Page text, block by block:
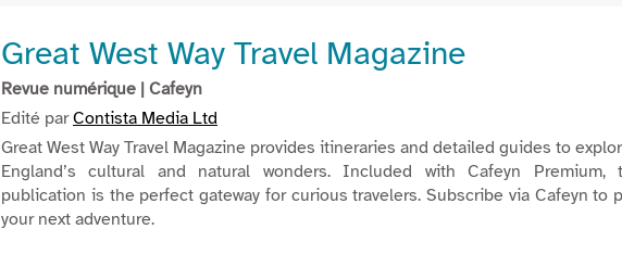
Great West Way Travel Magazine
Revue numérique | Cafeyn
Edité parContista Media Ltd
Great West Way Travel Magazine provides itineraries and detailed guides to
England’s cultural and natural wonders. Included with Cafeyn Premium,
publication is the perfect gateway for curious travelers. Subscribe via Cafeyn to
your next adventure.